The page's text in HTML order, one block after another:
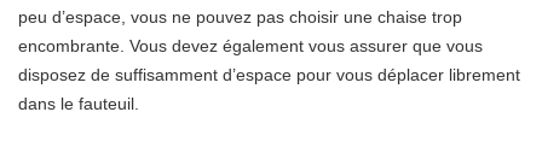
peu d’espace, vous ne pouvez pas choisir une chaise trop
encombrante. Vous devez également vous assurer que vous
disposez de suffisamment d’espace pour vous déplacer librement
dans le fauteuil.